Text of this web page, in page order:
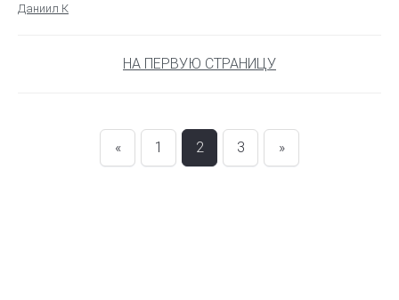
Даниил К
НА ПЕРВУЮ СТРАНИЦУ
« 1 2 3 »